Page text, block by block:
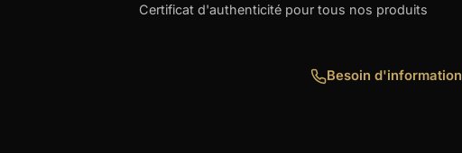
Certificat d'authenticité pour tous nos produits
Besoin d'information